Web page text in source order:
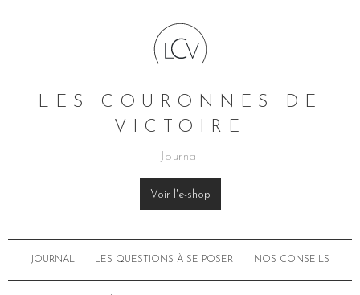
LES COURONNES DE
VICTOIRE
Journal
Voir l'e-shop
JOURNAL LES QUESTIONS À SE POSER NOS CONSEILS